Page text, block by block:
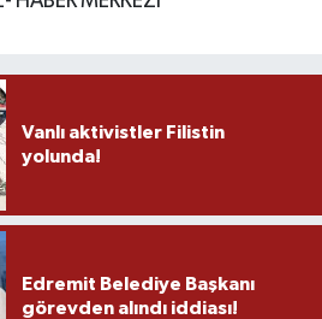
Vanlı aktivistler Filistin
yolunda!
Edremit Belediye Başkanı
görevden alındı iddiası!